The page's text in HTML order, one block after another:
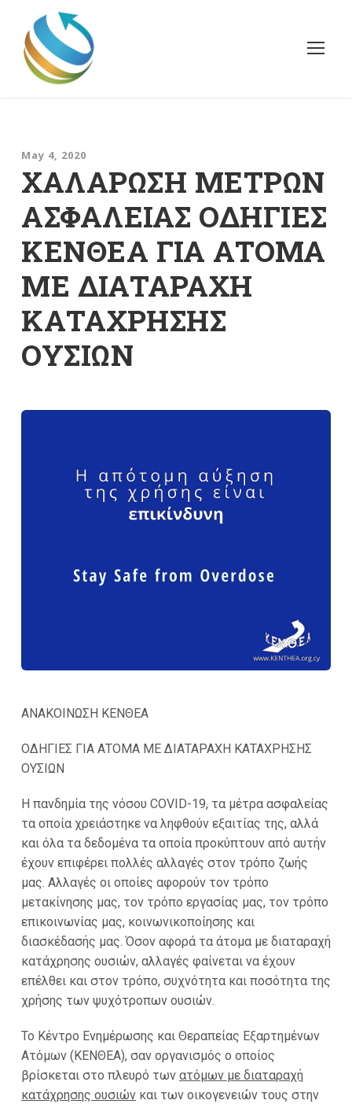
May 4, 2020
ΧΑΛΑΡΩΣΗ ΜΕΤΡΩΝ
ΑΣΦΑΛΕΙΑΣ ΟΔΗΓΙΕΣ
ΚΕΝΘΕΑ ΓΙΑ ΑΤΟΜΑ
ΜΕ ΔΙΑΤΑΡΑΧΗ
ΚΑΤΑΧΡΗΣΗΣ
ΟΥΣΙΩΝ
ΑΝΑΚΟΙΝΩΣΗ ΚΕΝΘΕΑ
ΟΔΗΓΙΕΣ ΓΙΑ ΑΤΟΜΑ ΜΕ ΔΙΑΤΑΡΑΧΗ ΚΑΤΑΧΡΗΣΗΣ
ΟΥΣΙΩΝ
Η πανδημία της νόσου COVID-19, τα μέτρα ασφαλείας
τα οποία χρειάστηκε να ληφθούν εξαιτίας της, αλλά
και όλα τα δεδομένα τα οποία προκύπτουν από αυτήν
έχουν επιφέρει πολλές αλλαγές στον τρόπο ζωής
μας. Αλλαγές οι οποίες αφορούν τον τρόπο
μετακίνησης μας, τον τρόπο εργασίας μας, τον τρόπο
επικοινωνίας μας, κοινωνικοποίησης και
διασκέδασής μας. Όσον αφορά τα άτομα με διαταραχή
κατάχρησης ουσιών, αλλαγές φαίνεται να έχουν
επέλθει και στον τρόπο, συχνότητα και ποσότητα της
χρήσης των ψυχότροπων ουσιών.
Το Κέντρο Ενημέρωσης και Θεραπείας Εξαρτημένων
Ατόμων (ΚΕΝΘΕΑ), σαν οργανισμός ο οποίος
βρίσκεται στο πλευρό των ατόμων με διαταραχή
κατάχρησης ουσιών και των οικογενειών τους στην